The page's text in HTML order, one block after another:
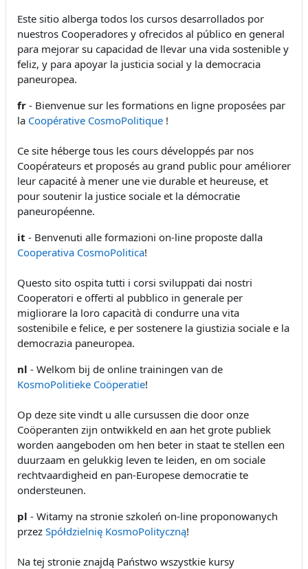
Este sitio alberga todos los cursos desarrollados por
nuestros Cooperadores y ofrecidos al público en general
para mejorar su capacidad de llevar una vida sostenible y
feliz, y para apoyar la justicia social y la democracia
paneuropea.
fr - Bienvenue sur les formations en ligne proposées par
la Coopérative CosmoPolitique !
Ce site héberge tous les cours développés par nos
Coopérateurs et proposés au grand public pour améliorer
leur capacité à mener une vie durable et heureuse, et
pour soutenir la justice sociale et la démocratie
paneuropéenne.
it - Benvenuti alle formazioni on-line proposte dalla
Cooperativa CosmoPolitica!
Questo sito ospita tutti i corsi sviluppati dai nostri
Cooperatori e offerti al pubblico in generale per
migliorare la loro capacità di condurre una vita
sostenibile e felice, e per sostenere la giustizia sociale e la
democrazia paneuropea.
nl - Welkom bij de online trainingen van de
KosmoPolitieke Coöperatie!
Op deze site vindt u alle cursussen die door onze
Coöperanten zijn ontwikkeld en aan het grote publiek
worden aangeboden om hen beter in staat te stellen een
duurzaam en gelukkig leven te leiden, en om sociale
rechtvaardigheid en pan-Europese democratie te
ondersteunen.
pl - Witamy na stronie szkoleń on-line proponowanych
przez Spółdzielnię KosmoPolityczną!
Na tej stronie znajdą Państwo wszystkie kursy